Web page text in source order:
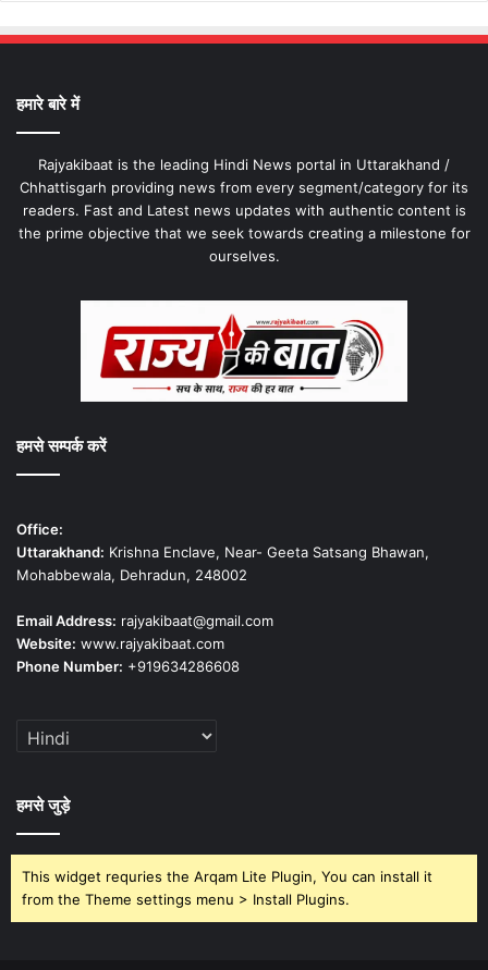
हमारे बारे में
Rajyakibaat is the leading Hindi News portal in Uttarakhand /
Chhattisgarh providing news from every segment/category for its
readers. Fast and Latest news updates with authentic content is
the prime objective that we seek towards creating a milestone for
ourselves.
हमसे सम्पर्क करें
Office:
Uttarakhand: Krishna Enclave, Near- Geeta Satsang Bhawan,
Mohabbewala, Dehradun, 248002
Email Address: rajyakibaat@gmail.com
Website: www.rajyakibaat.com
Phone Number: +919634286608
हमसे जुड़े
This widget requries the Arqam Lite Plugin, You can install it
from the Theme settings menu > Install Plugins.